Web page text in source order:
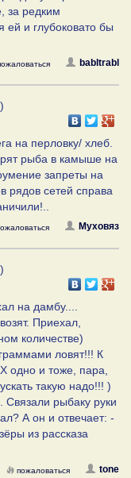
за редким
ей и глубоковато бы
babltrabl
на перловку/ хлеб.
рыба в камыше на
запреты на
рядов сетей справа
Муховяз
на дамбу....
Приехал,
количестве)
ловят!!! К
одно и тоже, пара,
такую надо!!! )
Связали рыбаку руки
А он и отвечает: -
из рассказа
tone
пожаловаться